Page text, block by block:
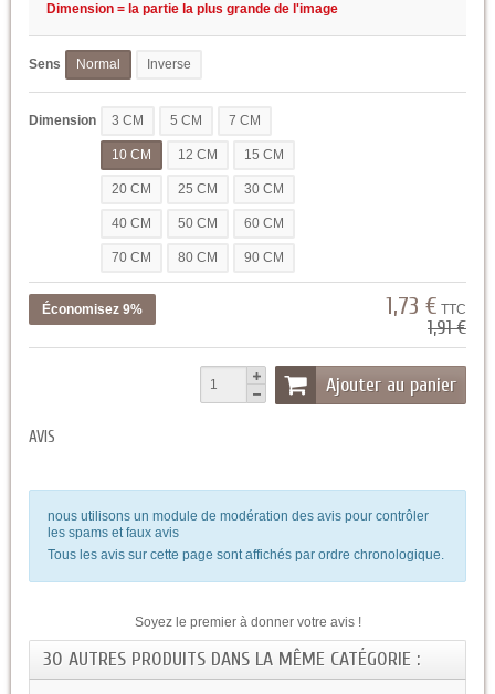
Dimension = la partie la plus grande de l'image
Sens Normal Inverse
Dimension 3 CM 5 CM 7 CM
10 CM 12 CM 15 CM
20 CM 25 CM 30 CM
40 CM 50 CM 60 CM
70 CM 80 CM 90 CM
Économisez 9% 1,73 € TTC
1,91 €
Ajouter au panier
AVIS
nous utilisons un module de modération des avis pour contrôler
les spams et faux avis
Tous les avis sur cette page sont affichés par ordre chronologique.
Soyez le premier à donner votre avis !
30 AUTRES PRODUITS DANS LA MÊME CATÉGORIE :